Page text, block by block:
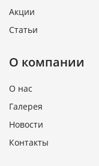
Акции
Статьи
О компании
О нас
Галерея
Новости
Контакты